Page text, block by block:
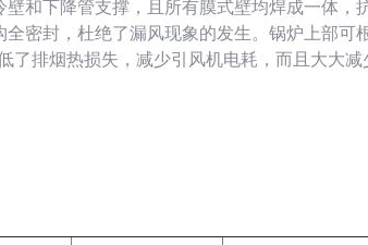
和下降管支撑，且所有膜式壁均焊成一体，
密封，杜绝了漏风现象的发生。锅炉上部可
排烟热损失，减少引风机电耗，而且大大